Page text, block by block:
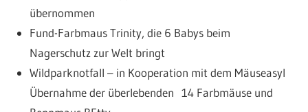
übernommen
Fund-Farbmaus Trinity, die 6 Babys beim
Nagerschutz zur Welt bringt
Wildparknotfall – in Kooperation mit dem Mäuseasyl
Übernahme der überlebenden 14 Farbmäuse und